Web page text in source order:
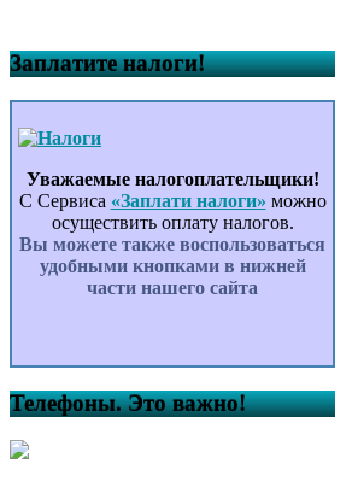
Заплатите налоги!
Уважаемые налогоплательщики!
С Сервиса «Заплати налоги» можно
осуществить оплату налогов.
Вы можете также воспользоваться
удобными кнопками в нижней
части нашего сайта
Телефоны. Это важно!